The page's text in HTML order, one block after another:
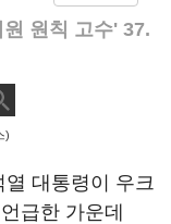
원칙 고수' 37.
)
대통령이 우크
급한 가운데